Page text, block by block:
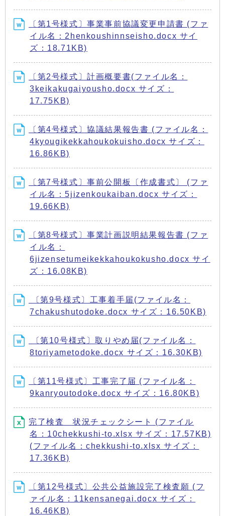
〔第1号様式〕事業事前協議変更申請書 (ファ
イル名：2henkoushinnseisho.docx サイ
ズ：18.71KB)
〔第2号様式〕計画概要書(ファイル名：
3keikakugaiyousho.docx サイズ：
17.75KB)
〔第4号様式〕協議結果報告書 (ファイル名：
4kyougikekkahoukokuisho.docx サイズ：
16.86KB)
〔第7号様式〕事前公開板〔作成書式〕 (ファ
イル名：5jizenkoukaiban.docx サイズ：
19.66KB)
〔第8号様式〕事業計画説明結果報告書 (ファ
イル名：
6jizensetumeikekkahoukokusho.docx サイ
ズ：16.08KB)
〔第9号様式〕工事着手届(ファイル名：
7chakushutodoke.docx サイズ：16.50KB)
〔第10号様式〕取りやめ届(ファイル名：
8toriyametodoke.docx サイズ：16.30KB)
〔第11号様式〕工事完了届 (ファイル名：
9kanryoutodoke.docx サイズ：16.80KB)
完了検査 状況チェックシート (ファイル
名：10chekkushi-to.xlsx サイズ：17.57KB)
(ファイル名：chekkushi-to.xlsx サイズ：
17.36KB)
〔第12号様式〕公共公益施設完了検査願 (フ
ァイル名：11kensanegai.docx サイズ：
16.46KB)